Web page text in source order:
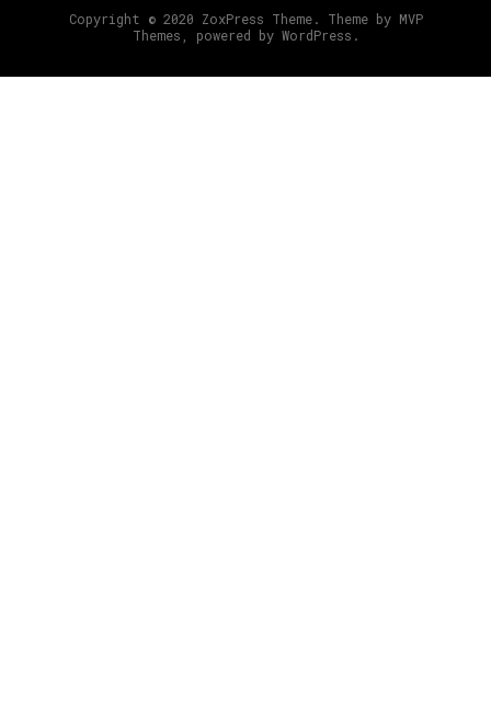
Copyright © 2020 ZoxPress Theme. Theme by MVP
Themes, powered by WordPress.